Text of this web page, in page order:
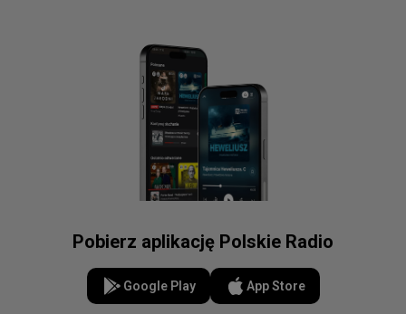
Pobierz aplikację Polskie Radio
Google Play App Store